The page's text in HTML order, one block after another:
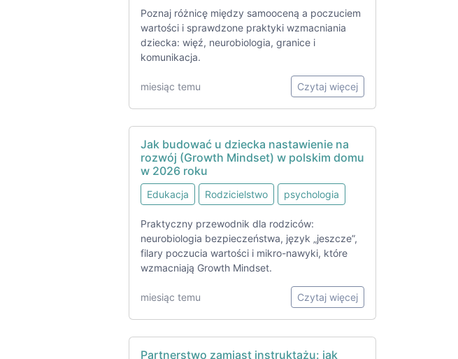
Poznaj różnicę między samooceną a poczuciem
wartości i sprawdzone praktyki wzmacniania
dziecka: więź, neurobiologia, granice i
komunikacja.
miesiąc temu Czytaj więcej
Jak budować u dziecka nastawienie na
rozwój (Growth Mindset) w polskim domu
w 2026 roku
Edukacja Rodzicielstwo psychologia
Praktyczny przewodnik dla rodziców:
neurobiologia bezpieczeństwa, język „jeszcze”,
filary poczucia wartości i mikro-nawyki, które
wzmacniają Growth Mindset.
miesiąc temu Czytaj więcej
Partnerstwo zamiast instruktażu: jak